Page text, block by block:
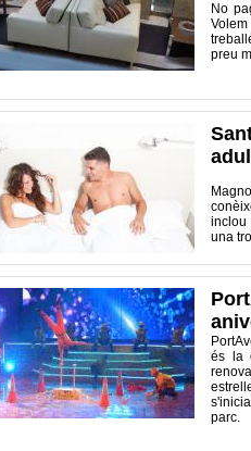
No
preu
inclou
una
és
la
parc.